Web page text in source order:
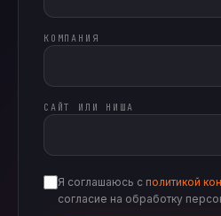
КОМПАНИЯ
САЙТ ИЛИ НИША
Я соглашаюсь с политикой
согласие на обработку